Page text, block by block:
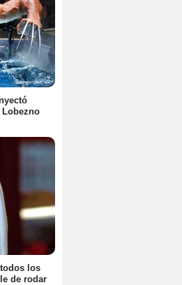
Lobezno
los
de rodar